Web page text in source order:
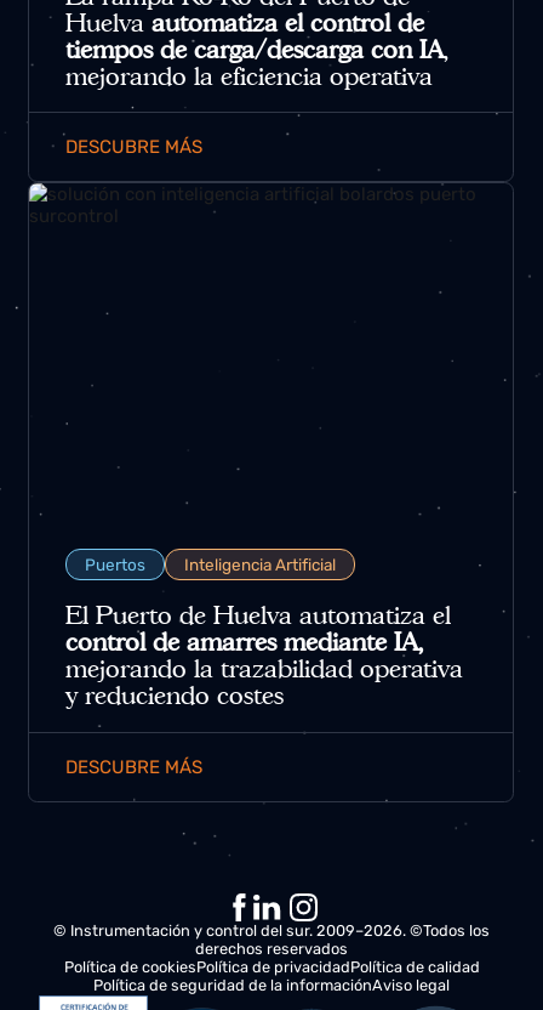
Puertos Inteligencia Artificial
La rampa Ro-Ro del Puerto de
Huelvaautomatiza el control de
tiempos de carga/descarga con IA
mejorando la eficiencia operativa
Puertos Inteligencia Artificial
El Puerto de Huelva automatiza el
control de amarres mediante IA,
mejorando la trazabilidad operativa
y reduciendo costes